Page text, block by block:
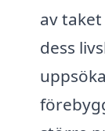
av
dess